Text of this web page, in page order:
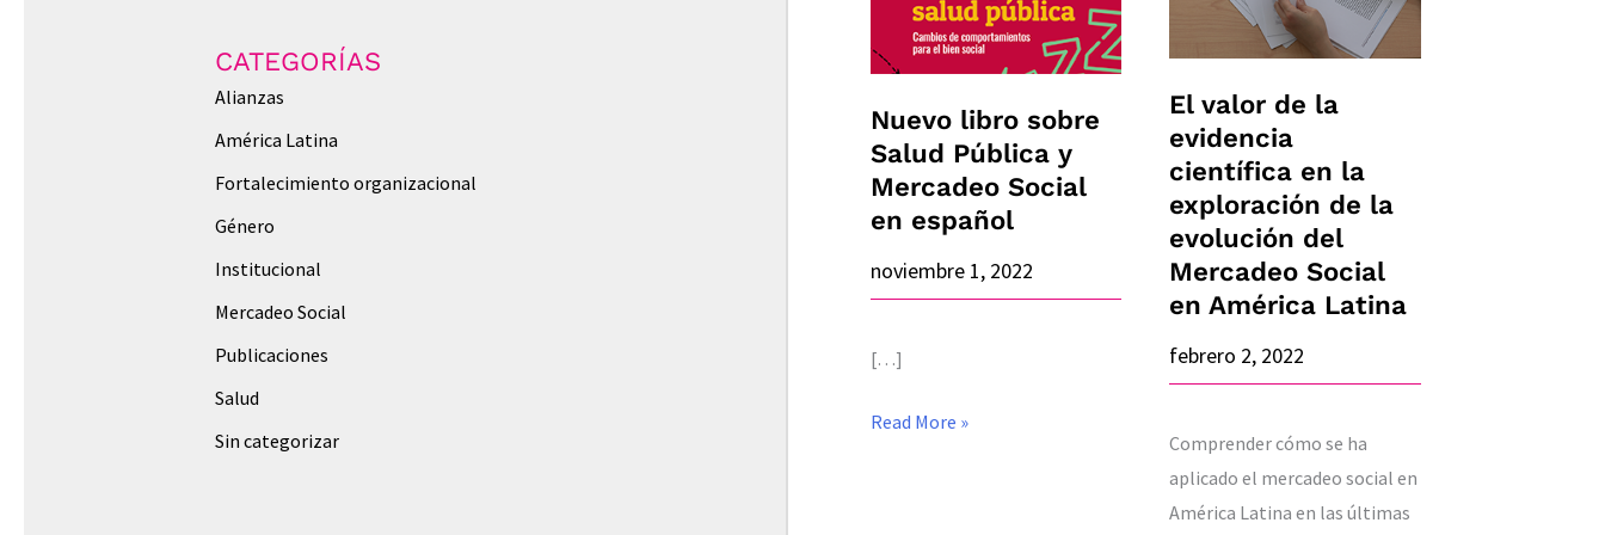
CATEGORÍAS
Alianzas
América Latina
Fortalecimiento organizacional
Género
Institucional
Mercadeo Social
Publicaciones
Salud
Sin categorizar
Nuevo libro sobre
Salud Pública y
Mercadeo Social
en español
noviembre 1, 2022
[…]
Salud
Pública
Mercadeo
Social
en
español
Read More »
El valor de la
evidencia
científica en la
exploración de la
evolución del
Mercadeo Social
en América Latina
febrero 2, 2022
Comprender cómo se ha
aplicado el mercadeo social en
América Latina en las últimas
evidencia
científica
en
la
exploración
de
la
evolución
en
América
Latina